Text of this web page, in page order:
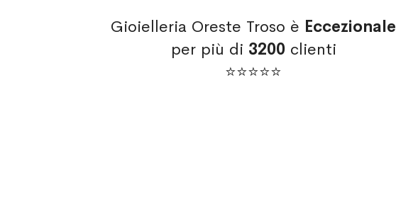
Gioielleria Oreste Troso è Eccezionale
per più di 3200clienti
⭐⭐⭐⭐⭐